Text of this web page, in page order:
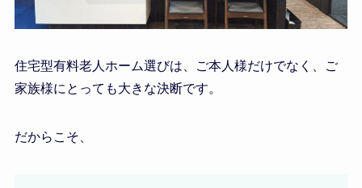
住宅型有料老人ホーム選びは、ご本人様だけでなく、ご
家族様にとっても大きな決断です。
だからこそ、